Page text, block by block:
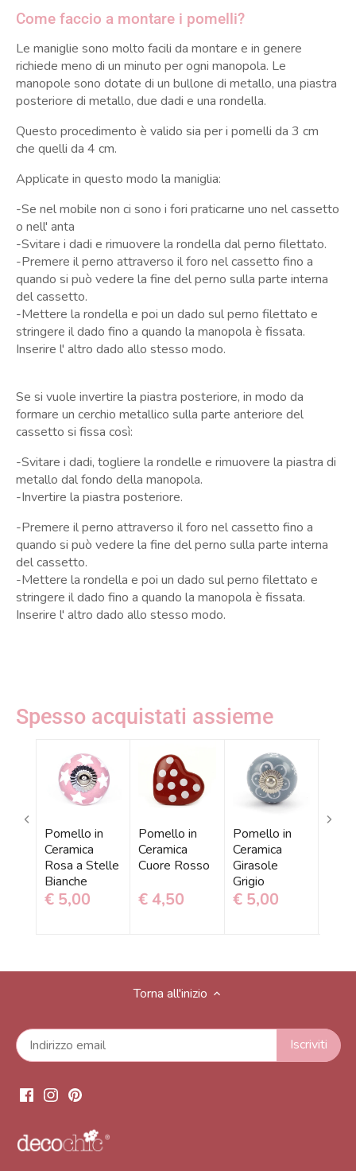
Come faccio a montare i pomelli?
Le maniglie sono molto facili da montare e in genere
richiede meno di un minuto per ogni manopola. Le
manopole sono dotate di un bullone di metallo, una piastra
posteriore di metallo, due dadi e una rondella.
Questo procedimento è valido sia per i pomelli da 3 cm
che quelli da 4 cm.
Applicate in questo modo la maniglia:
-Se nel mobile non ci sono i fori praticarne uno nel cassetto
o nell' anta
-Svitare i dadi e rimuovere la rondella dal perno filettato.
-Premere il perno attraverso il foro nel cassetto fino a
quando si può vedere la fine del perno sulla parte interna
del cassetto.
-Mettere la rondella e poi un dado sul perno filettato e
stringere il dado fino a quando la manopola è fissata.
Inserire l' altro dado allo stesso modo.
Se si vuole invertire la piastra posteriore, in modo da
formare un cerchio metallico sulla parte anteriore del
cassetto si fissa così:
-Svitare i dadi, togliere la rondelle e rimuovere la piastra di
metallo dal fondo della manopola.
-Invertire la piastra posteriore.
-Premere il perno attraverso il foro nel cassetto fino a
quando si può vedere la fine del perno sulla parte interna
del cassetto.
-Mettere la rondella e poi un dado sul perno filettato e
stringere il dado fino a quando la manopola è fissata.
Inserire l' altro dado allo stesso modo.
Spesso acquistati assieme
Pomello in
Ceramica
Rosa a Stelle
Bianche
€ 5,00
Pomello in
Ceramica
Cuore Rosso
€ 4,50
Pomello in
Ceramica
Girasole
Grigio
€ 5,00
Torna all'inizio